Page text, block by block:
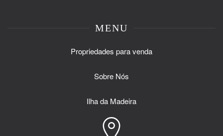
MENU
Propriedades para venda
Sobre Nós
Ilha da Madeira